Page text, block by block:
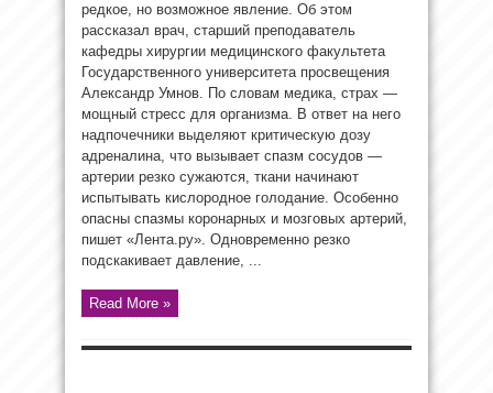
редкое, но возможное явление. Об этом
рассказал врач, старший преподаватель
кафедры хирургии медицинского факультета
Государственного университета просвещения
Александр Умнов. По словам медика, страх —
мощный стресс для организма. В ответ на него
надпочечники выделяют критическую дозу
адреналина, что вызывает спазм сосудов —
артерии резко сужаются, ткани начинают
испытывать кислородное голодание. Особенно
опасны спазмы коронарных и мозговых артерий,
пишет «Лента.ру». Одновременно резко
подскакивает давление, ...
Read More »